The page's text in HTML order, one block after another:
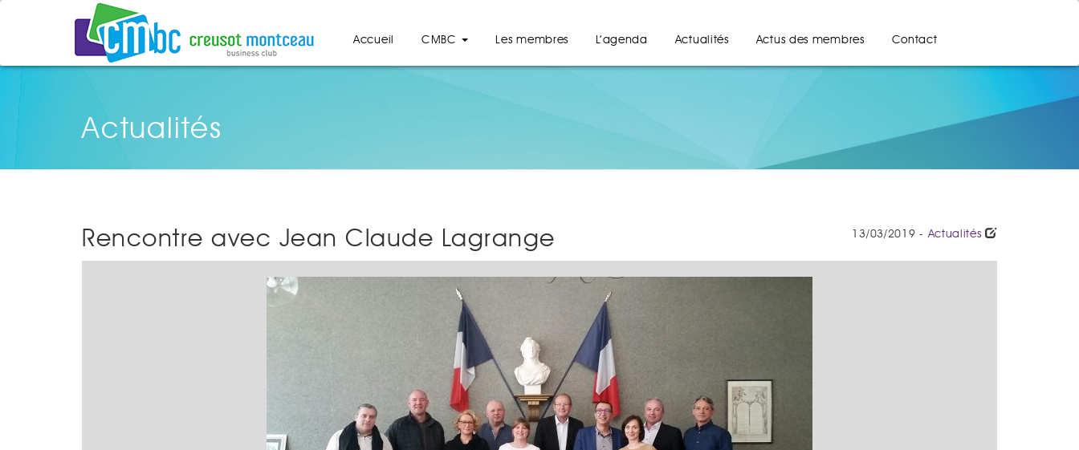
Accueil CMBC Les membres L’agenda Actualités Actus des membres Contact
Actualités
13/03/2019 -Actualités
Rencontre avec Jean Claude Lagrange